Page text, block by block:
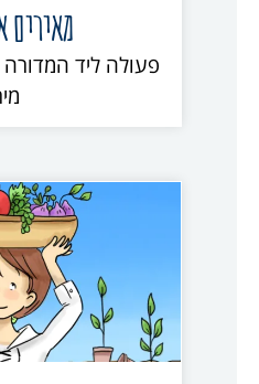
מאירים
פעולה ליד